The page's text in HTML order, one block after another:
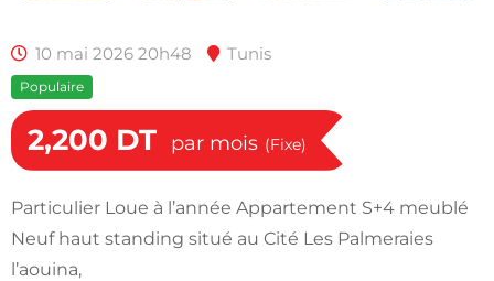
10 mai 2026 20h48 Tunis
Populaire
2,200 DT par mois (Fixe)
Particulier Loue à l’année Appartement S+4 meublé
Neuf haut standing situé au Cité Les Palmeraies
l’aouina,